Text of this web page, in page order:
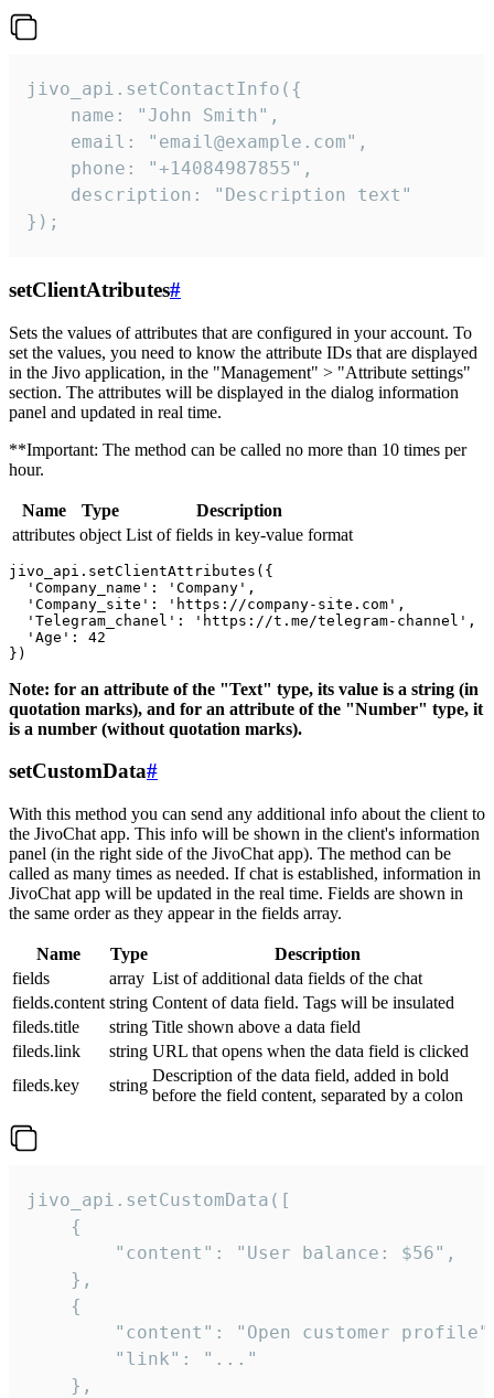
jivo_api.setContactInfo({
    name: "John Smith",
    email: "email@example.com",
    phone: "+14084987855",
    description: "Description text"
});
setClientAtributes#
Sets the values ​​of attributes that are configured in your account. To
set the values, you need to know the attribute IDs that are displayed
in the Jivo application, in the "Management" > "Attribute settings"
section. The attributes will be displayed in the dialog information
panel and updated in real time.
**Important: The method can be called no more than 10 times per
hour.
Name Type
Description
attributes object List of fields in key-value format
jivo_api.setClientAttributes({
  'Company_name': 'Company',
  'Company_site': 'https://company-site.com',
  'Telegram_chanel': 'https://t.me/telegram-channel',
  'Age': 42
Note: for an attribute of the "Text" type, its value is a string (in
quotation marks), and for an attribute of the "Number" type, it
is a number (without quotation marks).
setCustomData#
With this method you can send any additional info about the client to
the JivoChat app. This info will be shown in the client's information
panel (in the right side of the JivoChat app). The method can be
called as many times as needed. If chat is established, information in
JivoChat app will be updated in the real time. Fields are shown in
the same order as they appear in the fields array.
Name Type
Description
fields
array List of additional data fields of the chat
fields.content string Content of data field. Tags will be insulated
fileds.title
string Title shown above a data field
fileds.link
string URL that opens when the data field is clicked
fileds.key
string
Description of the data field, added in bold
before the field content, separated by a colon
jivo_api.setCustomData([
    {
        "content": "User balance: $56",
    },
    {
"content": "Open customer
        "link": "..."
    },